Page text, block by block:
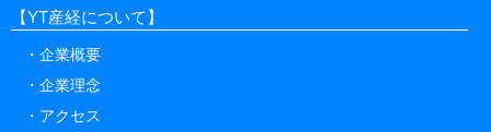
【YT産経について】
企業概要
企業理念
アクセス